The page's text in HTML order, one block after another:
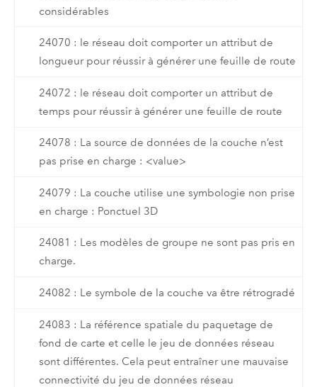
considérables
24070 : le réseau doit comporter un attribut de
longueur pour réussir à générer une feuille de route
24072 : le réseau doit comporter un attribut de
temps pour réussir à générer une feuille de route
24078 : La source de données de la couche n’est
pas prise en charge : <value>
24079 : La couche utilise une symbologie non prise
en charge : Ponctuel 3D
24081 : Les modèles de groupe ne sont pas pris en
charge.
24082 : Le symbole de la couche va être rétrogradé
24083 : La référence spatiale du paquetage de
fond de carte et celle le jeu de données réseau
sont différentes. Cela peut entraîner une mauvaise
connectivité du jeu de données réseau